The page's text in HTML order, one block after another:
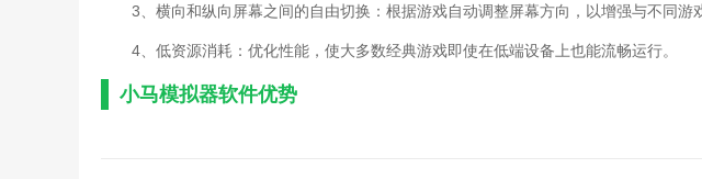
3、横向和纵向屏幕之间的自由切换：根据游戏自动调整屏幕方向，以增强与不同游
4、低资源消耗：优化性能，使大多数经典游戏即使在低端设备上也能流畅运行。
小马模拟器软件优势